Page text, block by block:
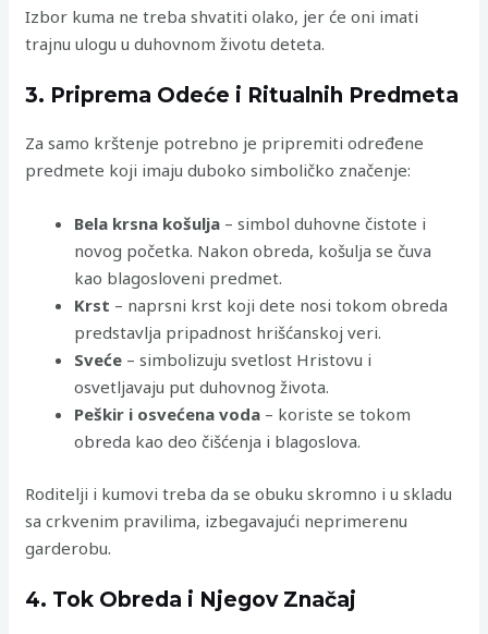
Izbor kuma ne treba shvatiti olako, jer će oni imati
trajnu ulogu u duhovnom životu deteta.
3. Priprema Odeće i Ritualnih Predmeta
Za samo krštenje potrebno je pripremiti određene
predmete koji imaju duboko simboličko značenje:
Bela krsna košulja – simbol duhovne čistote i
novog početka. Nakon obreda, košulja se čuva
kao blagosloveni predmet.
Krst – naprsni krst koji dete nosi tokom obreda
predstavlja pripadnost hrišćanskoj veri.
Sveće – simbolizuju svetlost Hristovu i
osvetljavaju put duhovnog života.
Peškir i osvećena voda – koriste se tokom
obreda kao deo čišćenja i blagoslova.
Roditelji i kumovi treba da se obuku skromno i u skladu
sa crkvenim pravilima, izbegavajući neprimerenu
garderobu.
4. Tok Obreda i Njegov Značaj